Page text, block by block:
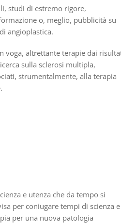
studi di estremo rigore,
o, meglio, pubblicità su
angioplastica.
voga, altrettante terapie dai
sulla sclerosi multipla,
strumentalmente, alla terapia
cienza e utenza che da tempo si
per coniugare tempi di scienza e
per una nuova patologia